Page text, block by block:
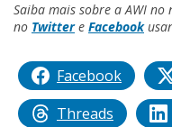
Saiba mais sobre a AWI no
no Twittere Facebook
Facebook
Threads